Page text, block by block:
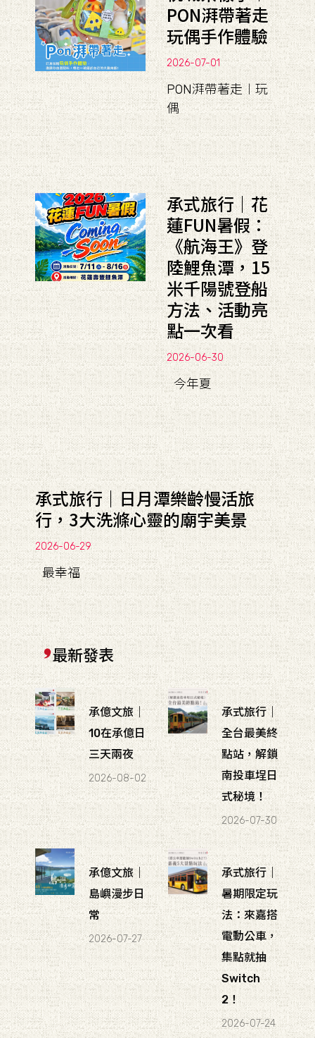
PON湃帶著走
玩偶手作體驗
2026-07-01
PON湃帶著走︱玩
偶
承式旅行｜花
蓮FUN暑假：
《航海王》登
陸鯉魚潭，15
米千陽號登船
方法、活動亮
點一次看
2026-06-30
今年夏
承式旅行｜日月潭樂齡慢活旅
行，3大洗滌心靈的廟宇美景
2026-06-29
最幸福
最新發表
承億文旅｜
10在承億日
三天兩夜
2026-08-02
承式旅行｜
全台最美終
點站，解鎖
南投車埕日
式秘境！
2026-07-30
承億文旅｜
島嶼漫步日
常
2026-07-27
承式旅行｜
暑期限定玩
法：來嘉搭
電動公車，
集點就抽
Switch
2！
2026-07-24